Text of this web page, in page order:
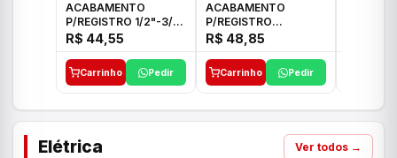
ACABAMENTO
P/REGISTRO 1/2"-3/4"
E 1"C21.PQ DECA
R$ 44,55
Carrinho Pedir
ACABAMENTO
P/REGISTRO
1/2"-3/4"-1" ACB M
CS 33 ICO
R$ 48,85
Carrinho Pedir
Elétrica Ver todos →